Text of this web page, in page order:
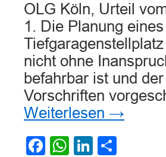
OLG Köln, Urteil
1. Die Planung
nicht ohne
befahrbar ist und
Vorschriften
Weiterlesen →
Facebook
WhatsApp
LinkedIn